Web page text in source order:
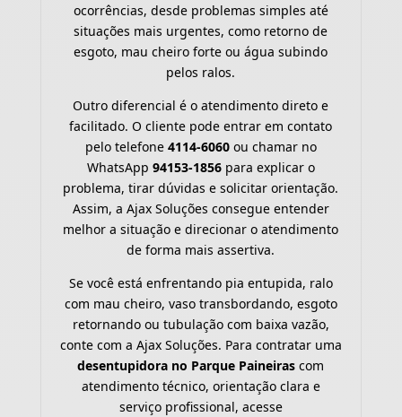
ocorrências, desde problemas simples até
situações mais urgentes, como retorno de
esgoto, mau cheiro forte ou água subindo
pelos ralos.
Outro diferencial é o atendimento direto e
facilitado. O cliente pode entrar em contato
pelo telefone 4114-6060ou chamar no
WhatsApp 94153-1856para explicar o
problema, tirar dúvidas e solicitar orientação.
Assim, a Ajax Soluções consegue entender
melhor a situação e direcionar o atendimento
de forma mais assertiva.
Se você está enfrentando pia entupida, ralo
com mau cheiro, vaso transbordando, esgoto
retornando ou tubulação com baixa vazão,
conte com a Ajax Soluções. Para contratar uma
desentupidora no Parque Paineiras com
atendimento técnico, orientação clara e
serviço profissional, acesse